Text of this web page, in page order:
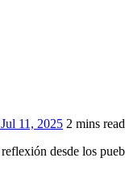
Jul 11, 2025 2 mins read